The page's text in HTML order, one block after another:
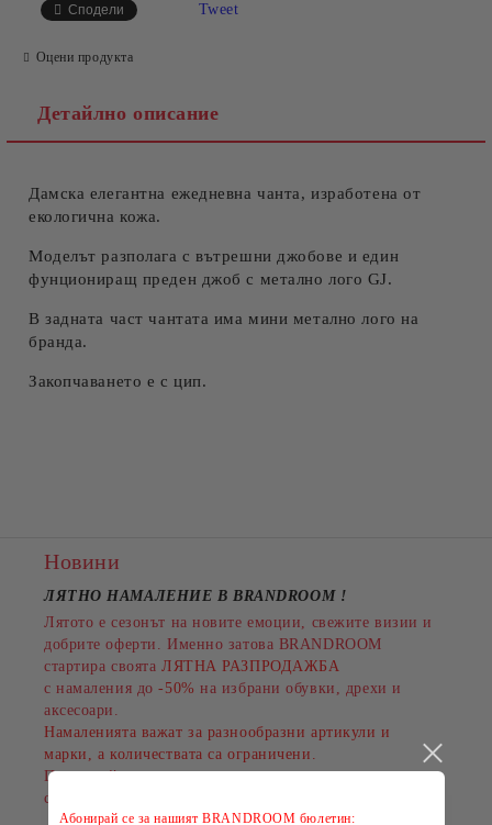
Съгласен съм сПолитиката за лични данни
Сподели Tweet
Оцени продукта
Детайлно описание
Дамска елегантна ежедневна чанта, изработена от
екологична кожа.
Моделът разполага с вътрешни джобове и един
фунциониращ преден джоб с метално лого GJ.
В задната част чантата има мини метално лого на
бранда.
Закопчаването е с цип.
Новини
ЛЯТНО НАМАЛЕНИЕ В BRANDROOM !
Лятото е сезонът на новите емоции, свежите визии и
добрите оферти. Именно затова BRANDROOM
стартира своята ЛЯТНА РАЗПРОДАЖБА
с намаления до -50% на избрани обувки, дрехи и
аксесоари.
Намаленията важат за разнообразни артикули и
марки, а количествата са ограничени.
Пазарувайте сега и подарете на лятото си повече
стил на по-добра цена!
Абонирай се за нашият BRANDROOM бюлетин: